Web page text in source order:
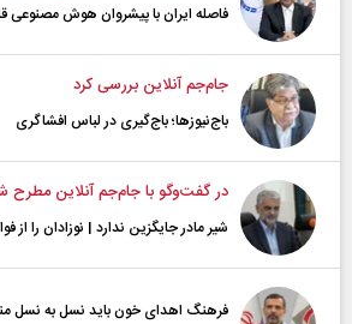
فاصله ایران با پیشرو‌ان هوش مصنوعی
جام‌جم آنلاین بررسی کرد
باج‌نیوزها؛ باج‌گیری در لباس افشاگری
در گفت‌و‌گو با جام‌جم آنلاین مطرح
شیر مادر جایگزین ندارد | نوزادان را از
فرهنگ اهدای خون باید نسل به نسل